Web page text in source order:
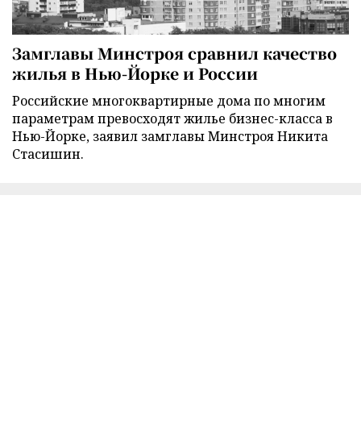
Замглавы Минстроя сравнил качество
жилья в Нью-Йорке и России
Российские многоквартирные дома по многим
параметрам превосходят жилье бизнес-класса в
Нью-Йорке, заявил замглавы Минстроя Никита
Стасишин.